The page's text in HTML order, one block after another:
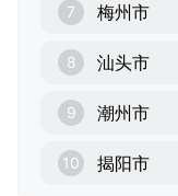
7 梅州市
8 汕头市
9 潮州市
10 揭阳市